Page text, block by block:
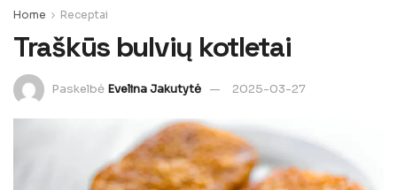
Home Receptai
Traškūs bulvių kotletai
Paskelbė Evelina Jakutytė 2025-03-27